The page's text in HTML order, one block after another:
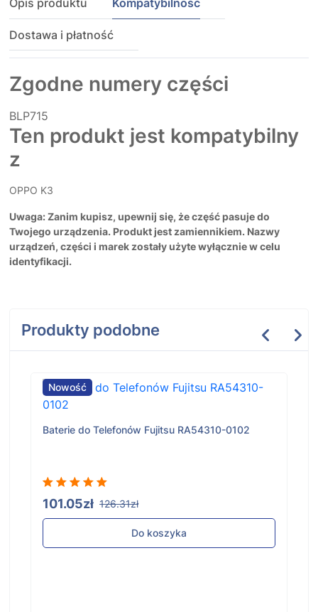
Opis produktu Kompatybilność
Dostawa i płatność
Zgodne numery części
BLP715
Ten produkt jest kompatybilny
z
OPPO K3
Uwaga: Zanim kupisz, upewnij się, że część pasuje do
Twojego urządzenia. Produkt jest zamiennikiem. Nazwy
urządzeń, części i marek zostały użyte wyłącznie w celu
identyfikacji.
Produkty podobne
Nowość
Baterie do Telefonów Fujitsu RA54310-0102
101.05zł 126.31zł
Do koszyka